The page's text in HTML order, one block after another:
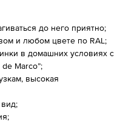
до него приятно;
и любом цвете по RAL;
в домашних условиях с
Marco”;
высокая